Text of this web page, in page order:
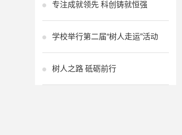
专注成就领先 科创铸就恒强
学校举行第二届“树人走运”活动
树人之路 砥砺前行